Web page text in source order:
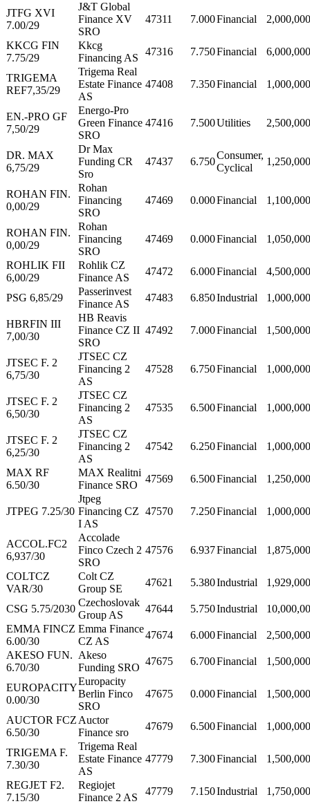
JTFG XVI
7.00/29
J&T Global
Finance XV
SRO
47311 7.000Financial
KKCG FIN
7.75/29
Kkcg
Financing AS
47316 7.750Financial
TRIGEMA
REF7,35/29
Trigema Real
Estate Finance
AS
47408 7.350Financial
EN.-PRO GF
7,50/29
Energo-Pro
Green Finance
SRO
47416 7.500Utilities
DR. MAX
6,75/29
Dr Max
Funding CR
Sro
47437 6.750
Consumer,
Cyclical
ROHAN FIN.
0,00/29
Rohan
Financing
SRO
47469 0.000Financial
ROHAN FIN.
0,00/29
Rohan
Financing
SRO
47469 0.000Financial
ROHLIK FII
6,00/29
Rohlik CZ
Finance AS
47472 6.000Financial
PSG 6,85/29
Passerinvest
Finance AS
47483 6.850Industrial
HBRFIN III
7,00/30
HB Reavis
Finance CZ II
SRO
47492 7.000Financial
JTSEC F. 2
6,75/30
JTSEC CZ
Financing 2
AS
47528 6.750Financial
JTSEC F. 2
6,50/30
JTSEC CZ
Financing 2
AS
47535 6.500Financial
JTSEC F. 2
6,25/30
JTSEC CZ
Financing 2
AS
47542 6.250Financial
MAX RF
6.50/30
MAX Realitni
Finance SRO
47569 6.500Financial
JTPEG 7.25/30
Jtpeg
Financing CZ
I AS
47570 7.250Financial
ACCOL.FC2
6,937/30
Accolade
Finco Czech 2
SRO
47576 6.937Financial
COLTCZ
VAR/30
Colt CZ
Group SE
47621 5.380Industrial
CSG 5.75/2030
Czechoslovak
Group AS
47644 5.750Industrial
EMMA FINCZ
6.00/30
Emma Finance
CZ AS
47674 6.000Financial
AKESO FUN.
6.70/30
Akeso
Funding SRO
47675 6.700Financial
EUROPACITY
0.00/30
Europacity
Berlin Finco
SRO
47675 0.000Financial
AUCTOR FCZ
6.50/30
Auctor
Finance sro
47679 6.500Financial
TRIGEMA F.
7.30/30
Trigema Real
Estate Finance
AS
47779 7.300Financial
REGJET F2.
7.15/30
Regiojet
Finance 2 AS
47779 7.150Industrial